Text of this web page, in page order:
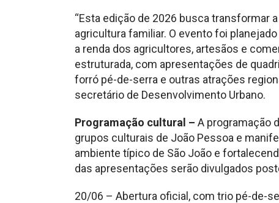
“Esta edição de 2026 busca transformar
agricultura familiar. O evento foi
a renda dos agricultores, artesãos e
estruturada, com apresentações de
forró pé-de-serra e outras atrações
secretário de Desenvolvimento Urbano.
Programação cultural – A programação
grupos culturais de João Pessoa e
ambiente típico de São João e
das apresentações serão divulgados
20/06 – Abertura oficial, com trio pé-de-